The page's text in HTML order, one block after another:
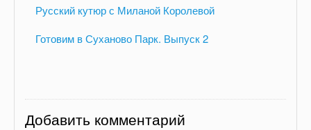
Русский кутюр с Миланой Королевой
Готовим в Суханово Парк. Выпуск 2
Добавить комментарий